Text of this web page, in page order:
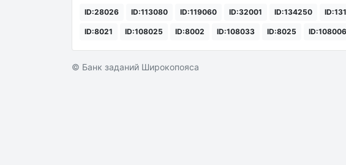
ID:28026 ID:113080 ID:119060 ID:32001 ID:134250
ID:8021 ID:108025 ID:8002 ID:108033 ID:8025 ID:108006
© Банк заданий Широкопояса